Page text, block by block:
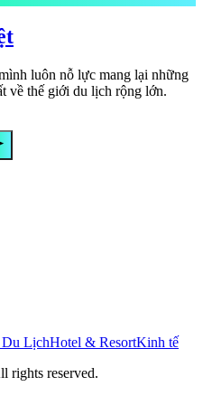
luôn nỗ lực mang lại những
về thế giới du lịch rộng lớn.
LịchHotel & ResortKinh tế
rights reserved.